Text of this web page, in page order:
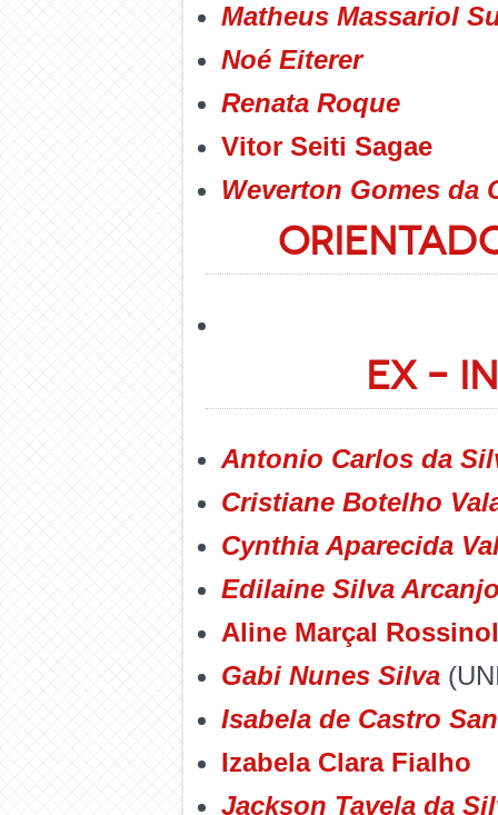
Matheus Massariol
Noé Eiterer
Renata Roque
Vitor Seiti Sagae
Weverton Gomes da
Ex –
Antonio Carlos da
Cristiane Botelho
Cynthia Aparecida
Edilaine Silva
Aline Marçal Rossinol
Gabi Nunes Silva
Isabela de Castro
Izabela Clara Fialho
Jackson Tavela da